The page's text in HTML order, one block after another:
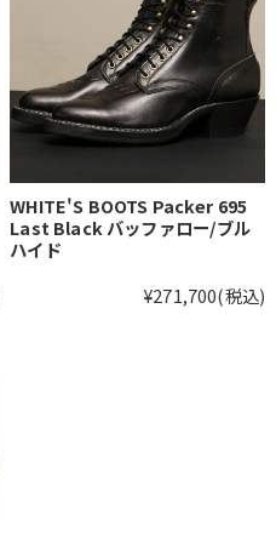
WHITE'S BOOTS Packer 695
Last Black バッファロー/ブル
ハイド
¥271,700(税込)